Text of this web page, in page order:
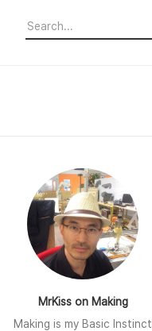
MrKiss on Making
Making is my Basic Instinct